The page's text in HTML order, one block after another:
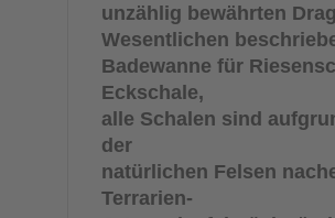
unzählig bewährten
Wesentlichen
Badewanne für
Eckschale,
alle Schalen sind
der
natürlichen Felsen
Terrarien-